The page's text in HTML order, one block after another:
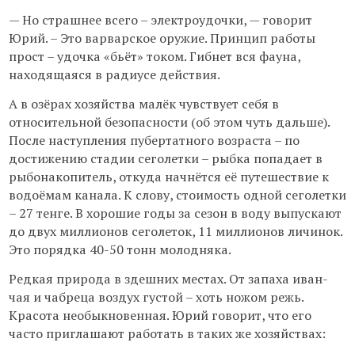
— Но страшнее всего – электроудочки, — говорит
Юрий. – Это варварское оружие. Принцип работы
прост – удочка «бьёт» током. Гибнет вся фауна,
находящаяся в радиусе действия.
А в озёрах хозяйства малёк чувствует себя в
относительной безопасности (об этом чуть дальше).
После наступления пубертатного возраста – по
достижению стадии сеголетки – рыбка попадает в
рыбонакопитель, откуда начнётся её путешествие к
водоёмам канала. К слову, стоимость одной сеголетки
– 27 тенге. В хорошие годы за сезон в воду выпускают
до двух миллионов сеголеток, 11 миллионов личинок.
Это порядка 40-50 тонн молодняка.
Редкая природа в здешних местах. От запаха иван-
чая и чабреца воздух густой – хоть ножом режь.
Красота необыкновенная. Юрий говорит, что его
часто приглашают работать в таких же хозяйствах: